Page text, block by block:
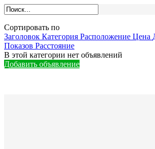
Сортировать по
Заголовок Категория Расположение Цена
Показов Расстояние
В этой категории нет объявлений
Добавить объявление